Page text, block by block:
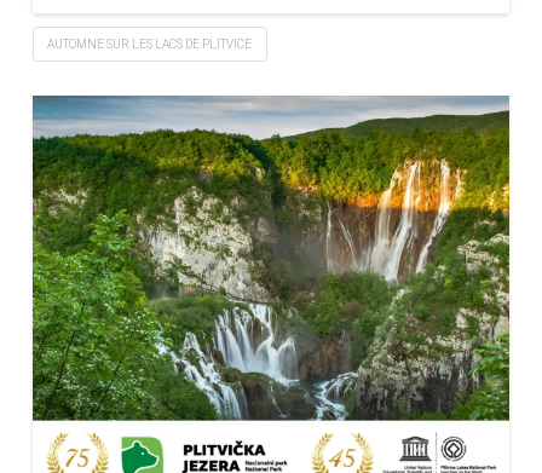
AUTOMNE SUR LES LACS DE PLITVICE